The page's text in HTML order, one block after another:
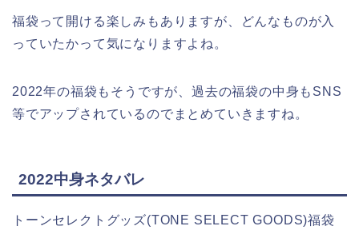
福袋って開ける楽しみもありますが、どんなものが入
っていたかって気になりますよね。
2022年の福袋もそうですが、過去の福袋の中身もSNS
等でアップされているのでまとめていきますね。
2022中身ネタバレ
トーンセレクトグッズ(TONE SELECT GOODS)福袋